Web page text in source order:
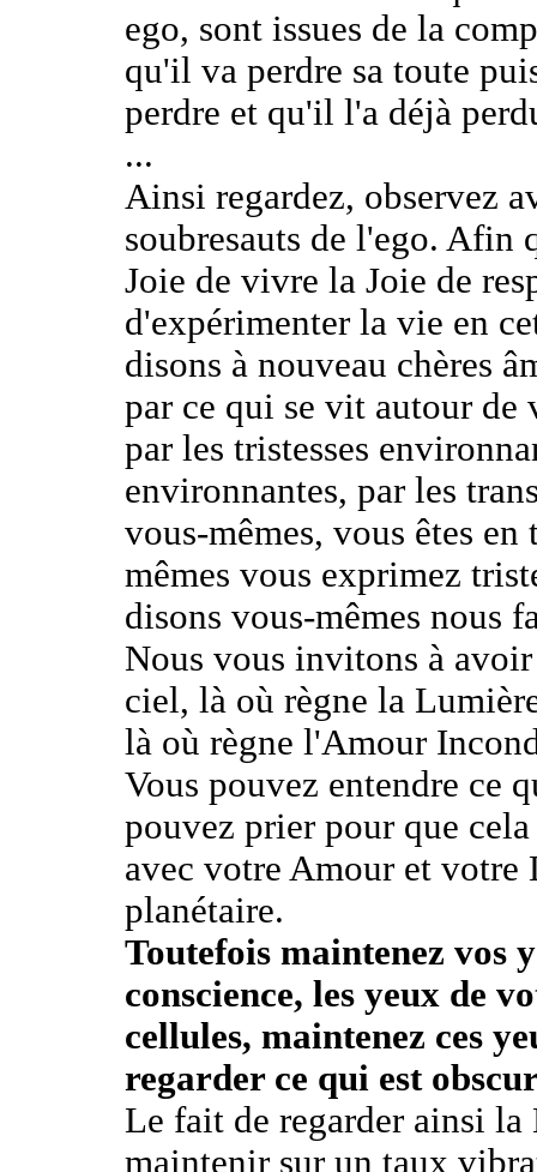
ego, sont issues de la
qu'il va perdre sa toute
perdre et qu'il l'a déjà
...
Ainsi regardez, observez
soubresauts de l'ego. Afin
Joie de vivre la Joie de
d'expérimenter la vie en
disons à nouveau chères
par ce qui se vit autour de
par les tristesses
environnantes, par les
vous-mêmes, vous êtes
mêmes vous exprimez
disons vous-mêmes nous
Nous vous invitons à
ciel, là où règne la
là où règne l'Amour
Vous pouvez entendre ce
pouvez prier pour que
avec votre Amour et
planétaire.
Toutefois maintenez vos
conscience, les yeux de
cellules, maintenez ces
regarder ce qui est
Le fait de regarder ainsi
maintenir sur un taux